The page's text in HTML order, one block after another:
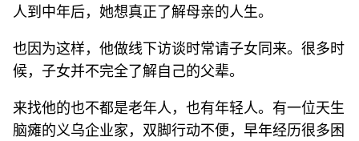
人到中年后，她想真正了解母亲的人生。
也因为这样，他做线下访谈时常请子女同来。很多时
候，子女并不完全了解自己的父辈。
来找他的也不都是老年人，也有年轻人。有一位天生
脑瘫的义乌企业家，双脚行动不便，早年经历很多困